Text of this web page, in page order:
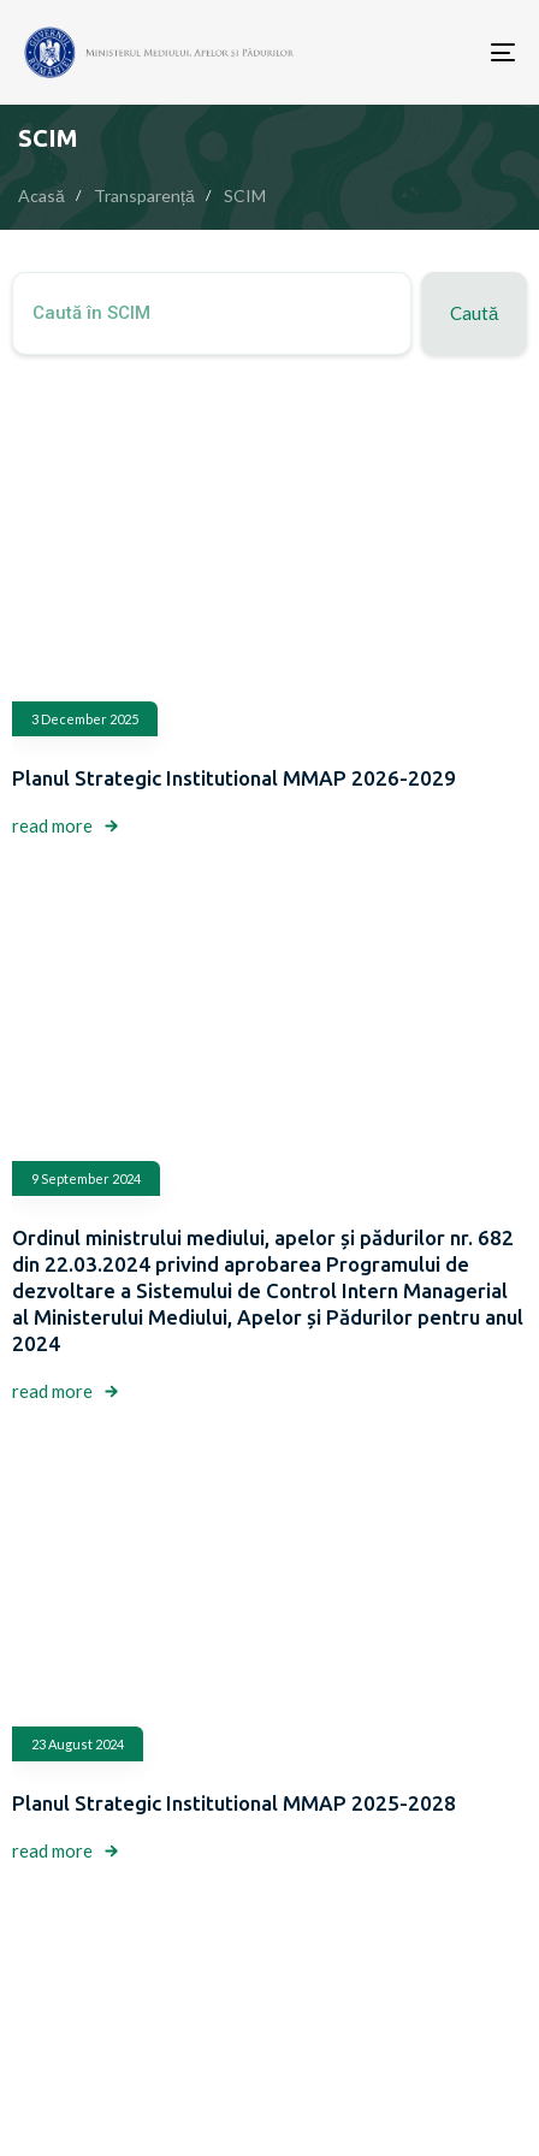
SCIM
Acasă Transparență SCIM
Caută
3 December 2025
Planul Strategic Institutional MMAP 2026-2029
read more
9 September 2024
Ordinul ministrului mediului, apelor și pădurilor nr. 682
din 22.03.2024 privind aprobarea Programului de
dezvoltare a Sistemului de Control Intern Managerial
al Ministerului Mediului, Apelor și Pădurilor pentru anul
2024
read more
23 August 2024
Planul Strategic Institutional MMAP 2025-2028
read more